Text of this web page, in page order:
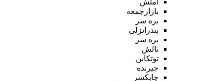
بازارجمعه
بره سر
بندرانزلی
پره سر
تالش
توتکابن
جیرنده
چابکسر